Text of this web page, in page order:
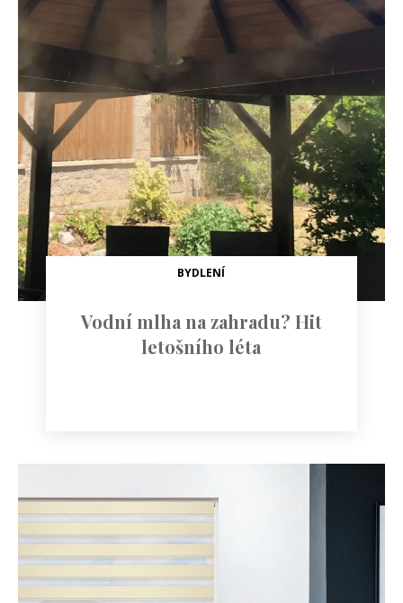
BYDLENÍ
Vodní mlha na zahradu? Hit
letošního léta